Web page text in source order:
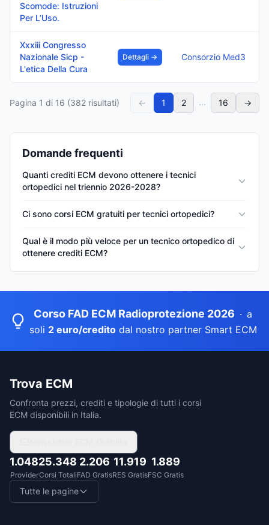
Scomode: Istruzioni
Per L’Uso.
Xxxiii Congresso
Nazionale Sicp -
L'etica Della Cura
Dettagli → Consorzio Med3
Pagina 1 di 16 (382 risultati) ← 1 2 ... 16 →
Domande frequenti
Quanti crediti ECM devono ottenere i tecnici
ortopedici nel triennio 2026-2028?
Ci sono corsi ECM gratuiti per tecnici ortopedici?
Qual è il modo più veloce per un tecnico ortopedico di
ottenere crediti ECM?
Corso FAD ECM Radioprotezione 2026 · a
soli 2 euro/creditodal nostro partner Smart ECM
Trova ECM
Confronta prezzi, crediti e tipologie di tutti i corsi
ECM disponibili in Italia.
1.048
Provider
25.348
Corsi Totali
2.206
FAD Gratis
11.919
RES Gratis
1.889
FSC Gratis
Tutte le pagine